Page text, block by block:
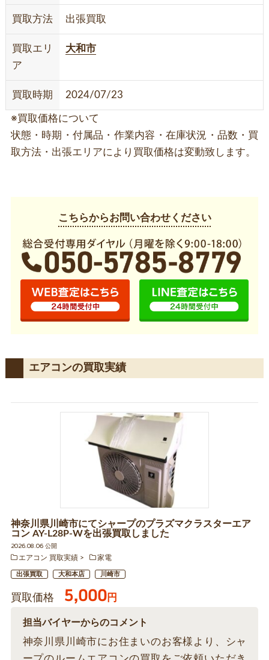
買取方法 出張買取
買取エリ
ア
大和市
買取時期 2024/07/23
※買取価格について
状態・時期・付属品・作業内容・在庫状況・品数・買
取方法・出張エリアにより買取価格は変動致します。
こちらからお問い合わせください
エアコンの買取実績
神奈川県川崎市にてシャープのプラズマクラスターエア
コン AY-L28P-Wを出張買取しました
2026.08.06 公開
エアコン 買取実績
家電
出張買取 大和本店 川崎市
買取価格 5,000円
担当バイヤーからのコメント
神奈川県川崎市にお住まいのお客様より、シャ